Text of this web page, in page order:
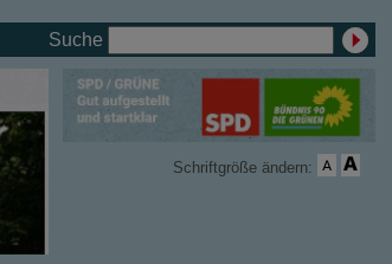
Suche
Schriftgröße ändern: